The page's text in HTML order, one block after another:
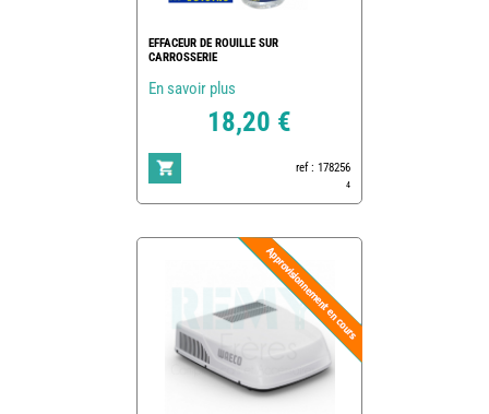
EFFACEUR DE ROUILLE SUR
CARROSSERIE
En savoir plus
18,20 €
ref : 178256
4